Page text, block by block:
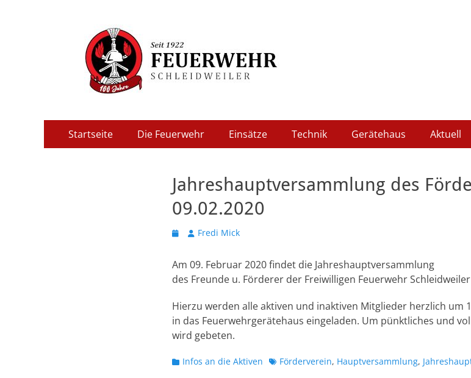
Freiwillige Feuerwehr Schleidweiler
Primäres
Menü
Inhalt
Startseite Die Feuerwehr Einsätze Technik Gerätehaus Aktuell
Jahreshauptversammlung des
09.02.2020
Veröffentlicht
AutorFredi Mick
Am 09. Februar 2020 findet die Jahreshauptversammlung
des Freunde u. Förderer der Freiwilligen Feuerwehr
Hierzu werden alle aktiven und inaktiven Mitglieder herzlich um
in das Feuerwehrgerätehaus eingeladen. Um pünktliches und
wird gebeten.
Kategorien
Infos an die Aktiven Schlagworte
Förderverein, Hauptversammlung,